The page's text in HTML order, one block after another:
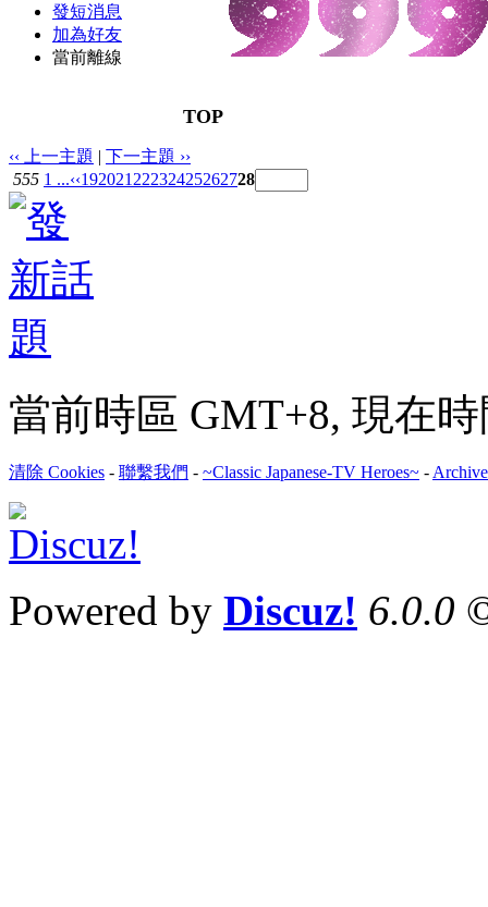
發短消息
加為好友
當前離線
TOP
‹‹ 上一主題 | 下一主題 ››
555 1 ...‹‹192021 22232425262728
當前時區 GMT+8, 現在
清除 Cookies - 聯繫我們 - ~Classic Japanese-TV Heroes~ -
Powered by Discuz! 6.0.0